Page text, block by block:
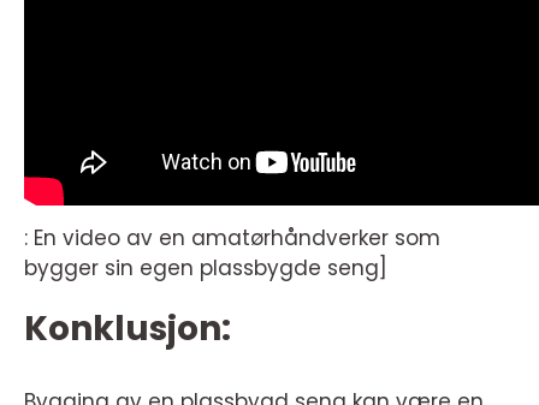
: En video av en amatørhåndverker som
bygger sin egen plassbygde seng]
Konklusjon: